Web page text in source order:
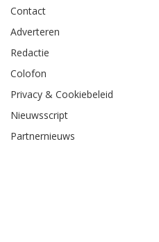
Contact
Adverteren
Redactie
Colofon
Privacy & Cookiebeleid
Nieuwsscript
Partnernieuws